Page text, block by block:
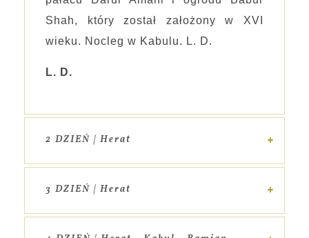
Shah, który został założony w XVI
wieku. Nocleg w Kabulu. L. D.
L. D.
2 DZIEŃ | Herat
3 DZIEŃ | Herat